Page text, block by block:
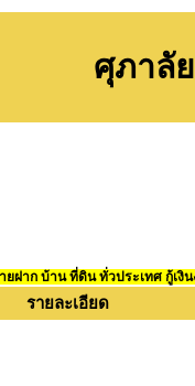
ศุภาลั
ยฝาก บ้าน ที่ดิน ทั่วประเทศ กู้เงิ
รายละเอียด